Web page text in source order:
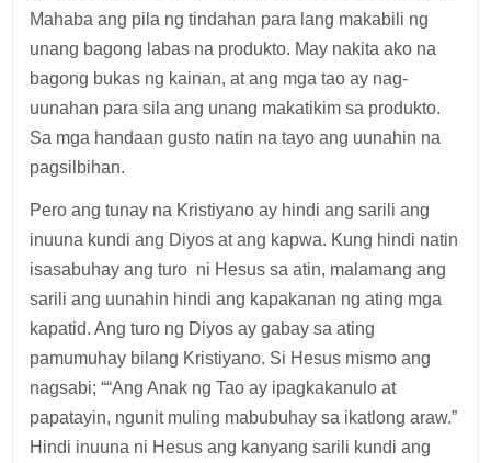
Mahaba ang pila ng tindahan para lang makabili ng
unang bagong labas na produkto. May nakita ako na
bagong bukas ng kainan, at ang mga tao ay nag-
uunahan para sila ang unang makatikim sa produkto.
Sa mga handaan gusto natin na tayo ang uunahin na
pagsilbihan.
Pero ang tunay na Kristiyano ay hindi ang sarili ang
inuuna kundi ang Diyos at ang kapwa. Kung hindi natin
isasabuhay ang turo ni Hesus sa atin, malamang ang
sarili ang uunahin hindi ang kapakanan ng ating mga
kapatid. Ang turo ng Diyos ay gabay sa ating
pamumuhay bilang Kristiyano. Si Hesus mismo ang
nagsabi; ““Ang Anak ng Tao ay ipagkakanulo at
papatayin, ngunit muling mabubuhay sa ikatlong araw.”
Hindi inuuna ni Hesus ang kanyang sarili kundi ang